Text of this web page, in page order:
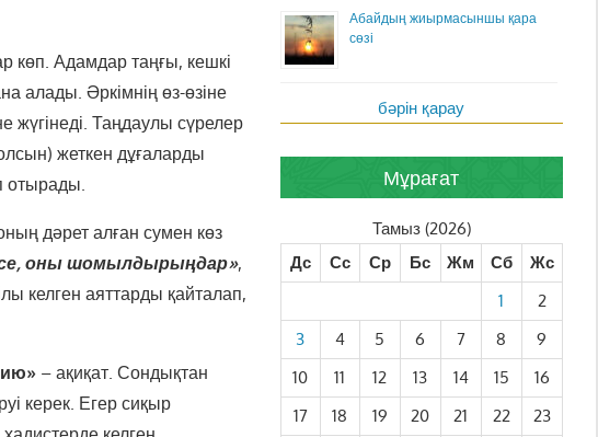
көп. Адамдар таңғы, кешкі
алады. Әркімнің өз-өзіне
Таңдаулы сүрелер
жеткен дұғаларды
отырады.
дәрет алған сумен көз
оны шомылдырыңдар»,
келген аяттарды қайталап,
– ақиқат. Сондықтан
керек. Егер сиқыр
Абайдың жиырмасыншы қара
сөзі
бәрін қарау
Мұрағат
Тамыз (2026)
Дс
Сс Ср Бс Жм Сб
Жс
1
2
3
4 5 6 7 8
9
10
11 12 13 14 15
16
17
18 19 20 21 22
23